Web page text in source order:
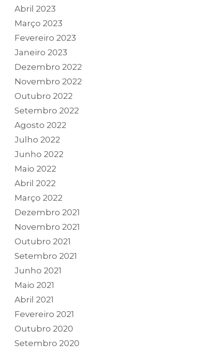
Abril 2023
Março 2023
Fevereiro 2023
Janeiro 2023
Dezembro 2022
Novembro 2022
Outubro 2022
Setembro 2022
Agosto 2022
Julho 2022
Junho 2022
Maio 2022
Abril 2022
Março 2022
Dezembro 2021
Novembro 2021
Outubro 2021
Setembro 2021
Junho 2021
Maio 2021
Abril 2021
Fevereiro 2021
Outubro 2020
Setembro 2020